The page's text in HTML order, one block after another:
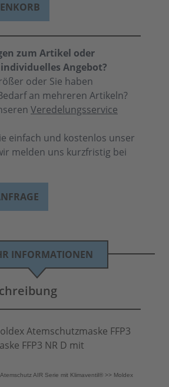
zum Artikel oder
Angebot?
oder Sie haben
an mehreren Artikeln?
Veredelungsservice
einfach und kostenlos unser
melden uns kurzfristig bei
INFORMATIONEN
Atemschutzmaske FFP3
FFP3 NR D mit
AIR Serie mit Klimaventil® >> Moldex